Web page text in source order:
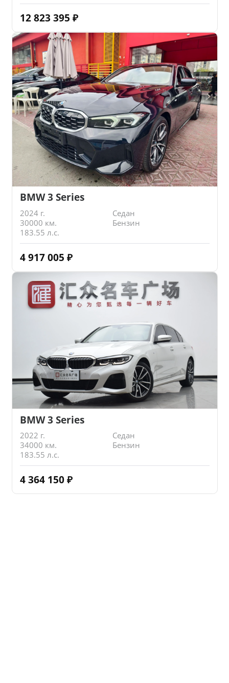
12 823 395 ₽
BMW 3 Series
2024 г.
Седан
30000 км.
Бензин
183.55 л.с.
4 917 005 ₽
BMW 3 Series
2022 г.
Седан
34000 км.
Бензин
183.55 л.с.
4 364 150 ₽